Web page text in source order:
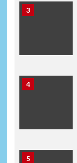
3
4
5